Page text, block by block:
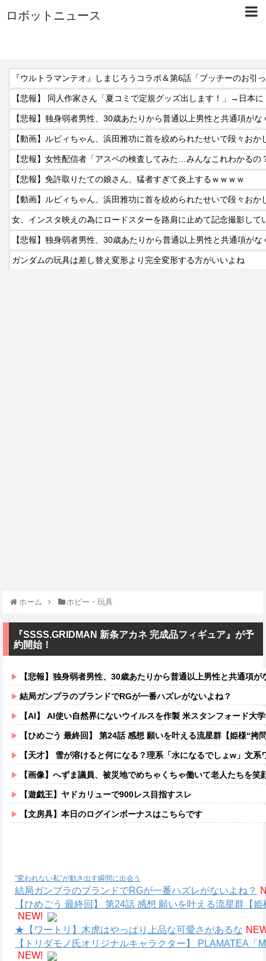
ロボットニュース
『ウルトラマンテオ』しまじろうコラボ＆第6話「プッチーのお引
【動画】ルビィちゃん、浜田雅功に首を絞められたせいで段々おか
【悲報】女性配信者「アスペの検査してみた…みんなこれわかるの
【悲報】免許取りたての娘さん、猛者すぎて炎上するｗｗｗｗ
【動画】ルビィちゃん、浜田雅功に首を絞められたせいで段々おか
ガンダムの玩具は差し替え変形より完全変形する方がいいよね
ホーム ホビー・玩具
『SSSS.GRIDMAN 新条アカネ 完成品フィギュア』が予
約開始！
【悲報】独身弱者男性、30歳あたりから普通以上男性と共通項がなくな
結局ガンプラのブランドでRGが一番ハズレがないよね？
【AI】 AI使い自然界にないウイルスを作製 米スタンフォード大
【ひめごう 最終回】 第24話 感想 願いを叶える流星群【姫様“拷
【天才】 雪が溶けると何になる？理系「水になるでしょw」文系
【画像】へずま議員、被災地でめちゃくちゃ働いて老人たちを笑顔にして
【遊戯王】ヤドカリューで900レス目指すスレ
【文房具】本日のログインボーナスはこちらです
“変われない私”が動き出す瞬間に出会う
結局ガンプラのブランドでRGが一番ハズレがないよね？
【ひめごう 最終回】 第24話 感想 願いを叶える流星群【姫
NEW!
★【ワートリ】木虎はやっぱり上品な可愛さがあるな
【トリダモノ氏オリジナルキャラクター】 PLAMATEA
NEW!